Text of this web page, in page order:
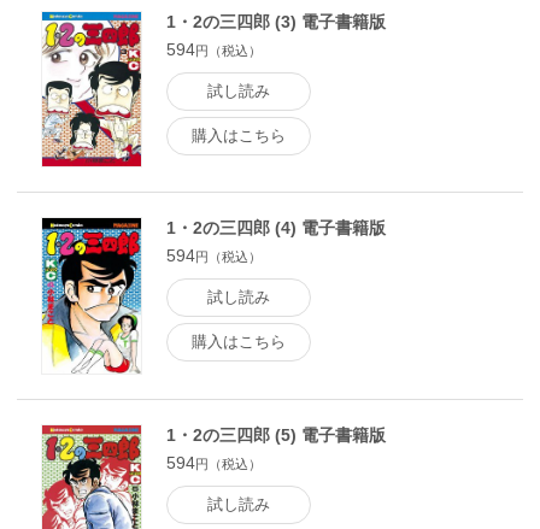
1・2の三四郎 (3) 電子書籍版
594円（税込）
試し読み
購入はこちら
1・2の三四郎 (4) 電子書籍版
594円（税込）
試し読み
購入はこちら
1・2の三四郎 (5) 電子書籍版
594円（税込）
試し読み